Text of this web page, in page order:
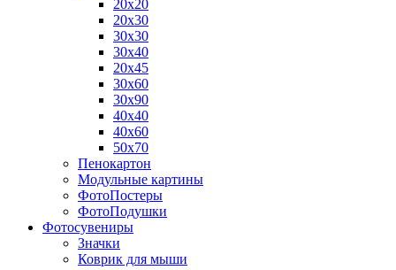
20х20
20х30
30х30
30х40
20х45
30х60
30х90
40х40
40х60
50х70
Пенокартон
Модульные картины
ФотоПостеры
ФотоПодушки
Фотоcувениры
Значки
Коврик для мыши